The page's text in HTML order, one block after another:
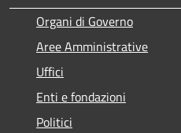
Organi di Governo
Aree Amministrative
Uffici
Enti e fondazioni
Politici